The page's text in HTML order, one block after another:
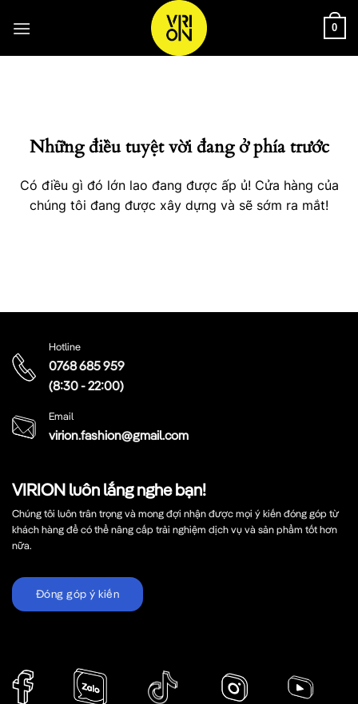
qua
0
Những điều tuyệt vời đang ở phía trước
Có điều gì đó lớn lao đang được ấp ủ! Cửa hàng của
chúng tôi đang được xây dựng và sẽ sớm ra mắt!
VIRION luôn lắng nghe bạn!
Chúng tôi luôn trân trọng và mong đợi nhận được mọi ý kiến đóng góp từ
khách hàng để có thể nâng cấp trải nghiệm dịch vụ và sản phẩm tốt hơn
nữa.
Đóng góp ý kiến
Hotline
0768 685 959
(8:30 - 22:00)
Email
virion.fashion@gmail.com